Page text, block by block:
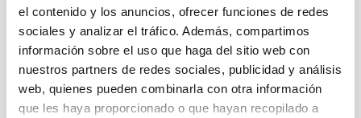
el contenido y los anuncios, ofrecer funciones de redes
sociales y analizar el tráfico. Además, compartimos
información sobre el uso que haga del sitio web con
nuestros partners de redes sociales, publicidad y análisis
web, quienes pueden combinarla con otra información
que les haya proporcionado o que hayan recopilado a
Con
Oriol Pla Solina
+ Ficha Artística